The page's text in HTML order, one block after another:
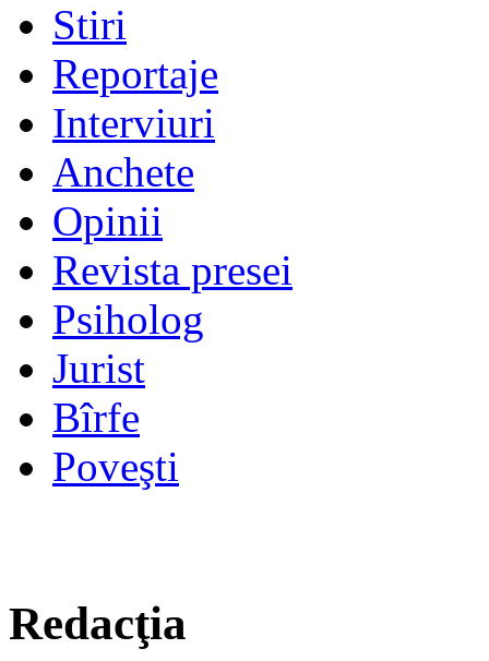
Stiri
Reportaje
Interviuri
Anchete
Opinii
Revista presei
Psiholog
Jurist
Bîrfe
Poveşti
Redacţia